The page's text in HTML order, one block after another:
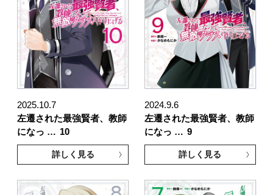
2025.10.7
左遷された最強賢者、教師
になっ … 10
詳しく見る
2024.9.6
左遷された最強賢者、教師
になっ … 9
詳しく見る